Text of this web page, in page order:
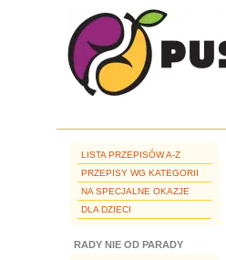
LISTA PRZEPISÓW A-Z
PRZEPISY WG KATEGORII
NA SPECJALNE OKAZJE
DLA DZIECI
RADY NIE OD PARADY